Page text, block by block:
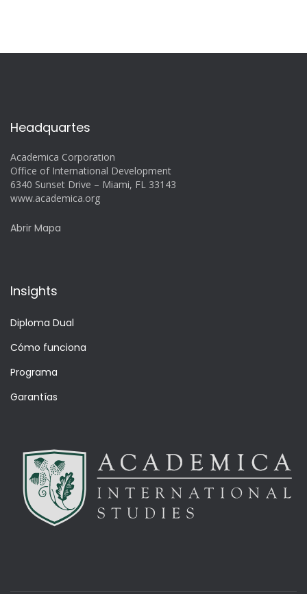
Headquartes
Academica Corporation
Office of International Development
6340 Sunset Drive – Miami, FL 33143
www.academica.org
Abrir Mapa
Insights
Diploma Dual
Cómo funciona
Programa
Garantías